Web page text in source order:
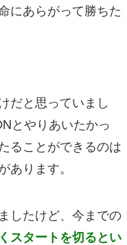
にあらがって勝ちた
だと思っていまし
とやりあいたかっ
ることができるのは
ります。
したけど、今までの
スタートを切るとい